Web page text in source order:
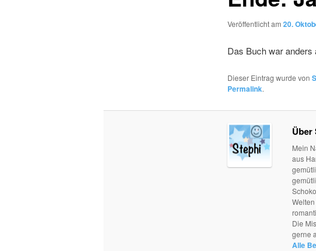
Veröffentlicht am 20.
Das Buch war anders
Dieser Eintrag wurde von
Permalink.
Über
Mein
aus
Die
gerne
Alle